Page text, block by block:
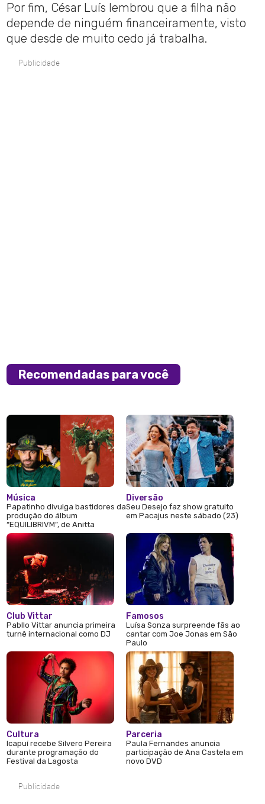
Por fim, César Luís lembrou que a filha não
depende de ninguém financeiramente, visto
que desde de muito cedo já trabalha.
Publicidade
Recomendadas para você
Música
Papatinho divulga bastidores da
produção do álbum
“EQUILIBRIVM”, de Anitta
Club Vittar
Pabllo Vittar anuncia primeira
turnê internacional como DJ
Cultura
Icapuí recebe Silvero Pereira
durante programação do
Festival da Lagosta
Diversão
Seu Desejo faz show gratuito
em Pacajus neste sábado (23)
Famosos
Luísa Sonza surpreende fãs ao
cantar com Joe Jonas em São
Paulo
Parceria
Paula Fernandes anuncia
participação de Ana Castela em
novo DVD
Publicidade